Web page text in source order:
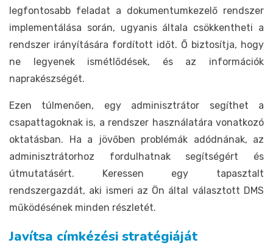
legfontosabb feladat a dokumentumkezelő rendszer
implementálása során, ugyanis általa csökkentheti a
rendszer irányítására fordított időt. Ő biztosítja, hogy
ne legyenek ismétlődések, és az információk
naprakészségét.
Ezen túlmenően, egy adminisztrátor segíthet a
csapattagoknak is, a rendszer használatára vonatkozó
oktatásban. Ha a jövőben problémák adódnának, az
adminisztrátorhoz fordulhatnak segítségért és
útmutatásért. Keressen egy tapasztalt
rendszergazdát, aki ismeri az Ön által választott DMS
működésének minden részletét.
Javítsa címkézési stratégiáját